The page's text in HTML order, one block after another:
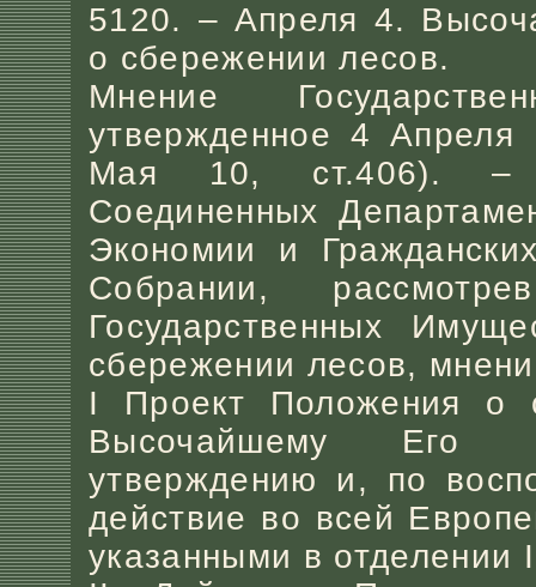
5120. – Апреля 4.
о сбережении лесов.
Мнение
утвержденное 4
Мая 10, ст.406). –
Соединенных
Экономии и
Собрании,
Государственных
сбережении лесов,
I Проект Положения о
Высочайшему Его
утверждению и, по
действие во всей
указанными в отделении